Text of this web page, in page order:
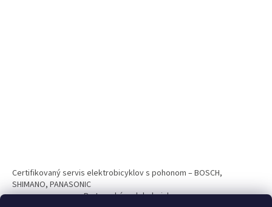
Certifikovaný servis elektrobicyklov s pohonom – BOSCH,
SHIMANO, PANASONIC
Partnerský web hokejshop.eu